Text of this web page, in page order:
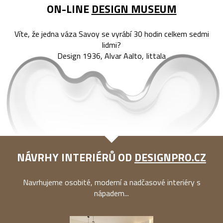
ON-LINE DESIGN MUSEUM
Víte, že jedna váza Savoy se vyrábí 30 hodin celkem sedmi
lidmi?
Design 1936, Alvar Aalto, Iittala
NÁVRHY INTERIÉRŮ OD DESIGNPRO.CZ
Navrhujeme osobité, moderní a nadčasové interiéry s
nápadem...